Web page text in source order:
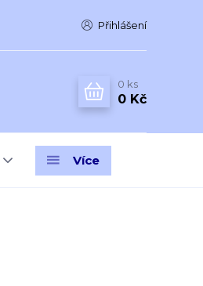
Přihlášení
0 ks
0 Kč
Více